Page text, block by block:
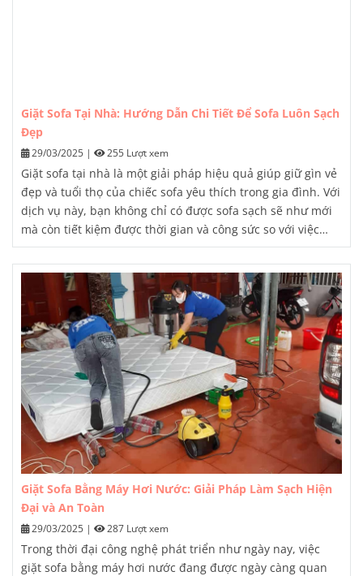
Giặt Sofa Tại Nhà: Hướng Dẫn Chi Tiết Để Sofa Luôn Sạch
Đẹp
29/03/2025 | 255 Lượt xem
Giặt sofa tại nhà là một giải pháp hiệu quả giúp giữ gìn vẻ
đẹp và tuổi thọ của chiếc sofa yêu thích trong gia đình. Với
dịch vụ này, bạn không chỉ có được sofa sạch sẽ như mới
mà còn tiết kiệm được thời gian và công sức so với việc
phải đưa đi giặt ở ngoài.
Giặt Sofa Bằng Máy Hơi Nước: Giải Pháp Làm Sạch Hiện
Đại và An Toàn
29/03/2025 | 287 Lượt xem
Trong thời đại công nghệ phát triển như ngày nay, việc
giặt sofa bằng máy hơi nước đang được ngày càng quan